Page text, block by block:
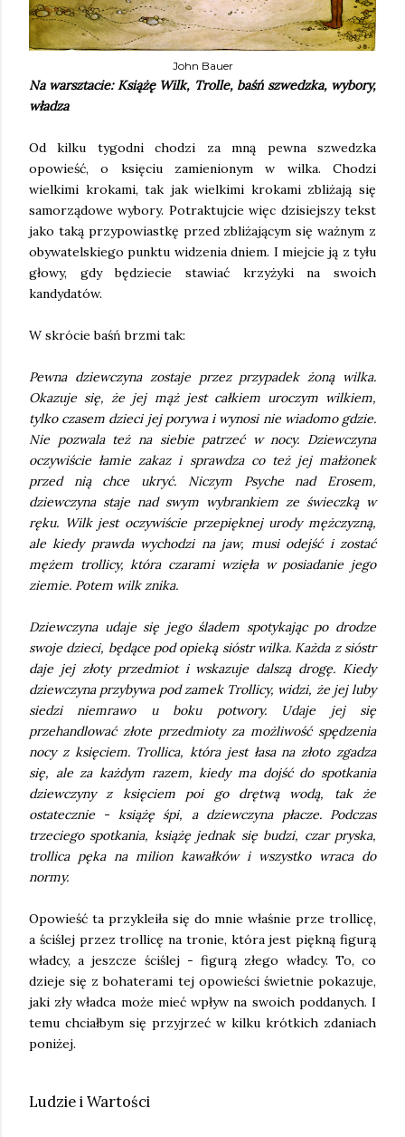
John Bauer
Na warsztacie: Książę Wilk, Trolle, baśń szwedzka, wybory,
władza
Od kilku tygodni chodzi za mną pewna szwedzka
opowieść, o księciu zamienionym w wilka. Chodzi
wielkimi krokami, tak jak wielkimi krokami zbliżają się
samorządowe wybory. Potraktujcie więc dzisiejszy tekst
jako taką przypowiastkę przed zbliżającym się ważnym z
obywatelskiego punktu widzenia dniem. I miejcie ją z tyłu
głowy, gdy będziecie stawiać krzyżyki na swoich
kandydatów.
W skrócie baśń brzmi tak:
Pewna dziewczyna zostaje przez przypadek żoną wilka.
Okazuje się, że jej mąż jest całkiem uroczym wilkiem,
tylko czasem dzieci jej porywa i wynosi nie wiadomo gdzie.
Nie pozwala też na siebie patrzeć w nocy. Dziewczyna
oczywiście łamie zakaz i sprawdza co też jej małżonek
przed nią chce ukryć. Niczym Psyche nad Erosem,
dziewczyna staje nad swym wybrankiem ze świeczką w
ręku. Wilk jest oczywiście przepięknej urody mężczyzną,
ale kiedy prawda wychodzi na jaw, musi odejść i zostać
mężem trollicy, która czarami wzięła w posiadanie jego
ziemie. Potem wilk znika.
Dziewczyna udaje się jego śladem spotykając po drodze
swoje dzieci, będące pod opieką sióstr wilka. Każda z sióstr
daje jej złoty przedmiot i wskazuje dalszą drogę. Kiedy
dziewczyna przybywa pod zamek Trollicy, widzi, że jej luby
siedzi niemrawo u boku potwory. Udaje jej się
przehandlować złote przedmioty za możliwość spędzenia
nocy z księciem. Trollica, która jest łasa na złoto zgadza
się, ale za każdym razem, kiedy ma dojść do spotkania
dziewczyny z księciem poi go drętwą wodą, tak że
ostatecznie - książę śpi, a dziewczyna płacze. Podczas
trzeciego spotkania, książę jednak się budzi, czar pryska,
trollica pęka na milion kawałków i wszystko wraca do
normy.
Opowieść ta przykleiła się do mnie właśnie prze trollicę,
a ściślej przez trollicę na tronie, która jest piękną figurą
władcy, a jeszcze ściślej - figurą złego władcy. To, co
dzieje się z bohaterami tej opowieści świetnie pokazuje,
jaki zły władca może mieć wpływ na swoich poddanych. I
temu chciałbym się przyjrzeć w kilku krótkich zdaniach
poniżej.
Ludzie i Wartości